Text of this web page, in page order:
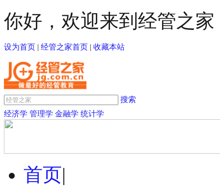
你好，欢迎来到经管之家
设为首页 | 经管之家首页 | 收藏本站
搜索
经济学 管理学 金融学 统计学
首页|